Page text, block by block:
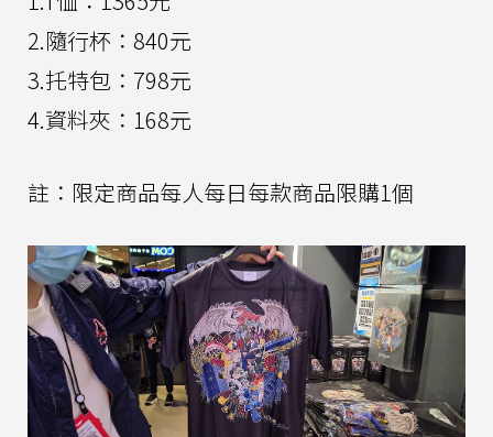
2.隨行杯：840元
3.托特包：798元
4.資料夾：168元
註：限定商品每人每日每款商品限購1個